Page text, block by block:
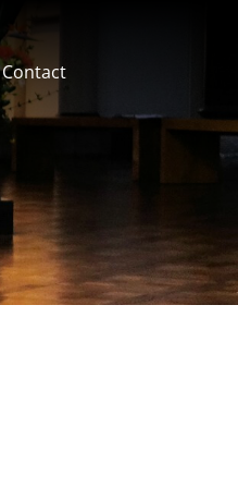
Contact